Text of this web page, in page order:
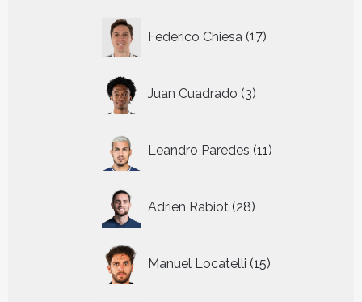
Federico Chiesa 17
producten
Juan Cuadrado 3
producten
Leandro Paredes 11
producten
Adrien Rabiot 28
producten
Manuel Locatelli 15
producten